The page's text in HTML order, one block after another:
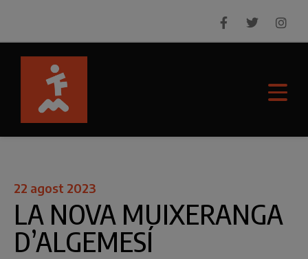
22 agost 2023
LA NOVA MUIXERANGA
D’ALGEMESÍ